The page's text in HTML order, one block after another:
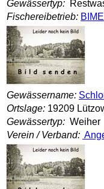
Gewässertyp:
Fischereibetrieb:
Gewässername:
Ortslage: 19209
Gewässertyp: Weiher
Verein / Verband: